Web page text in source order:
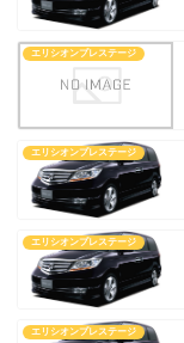
エリシオンプレステージ
エリシオンプレステージ
エリシオンプレステージ
エリシオンプレステージ